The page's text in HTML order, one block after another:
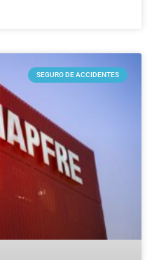
SEGURO DE ACCIDENTES